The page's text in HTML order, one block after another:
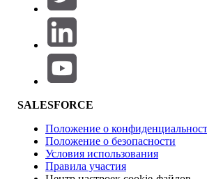
Область продуктов
Влияние на функции
SALESFORCE
Положение о
Положение о безопасности
Условия использования
Правила участия